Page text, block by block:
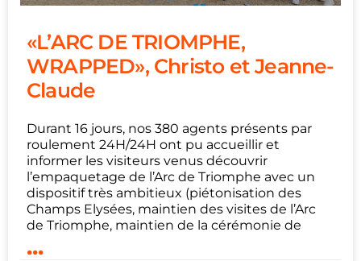
«L’ARC DE TRIOMPHE,
WRAPPED», Christo et Jeanne-
Claude
Durant 16 jours, nos 380 agents présents par
roulement 24H/24H ont pu accueillir et
informer les visiteurs venus découvrir
l’empaquetage de l’Arc de Triomphe avec un
dispositif très ambitieux (piétonisation des
Champs Elysées, maintien des visites de l’Arc
de Triomphe, maintien de la cérémonie de
...